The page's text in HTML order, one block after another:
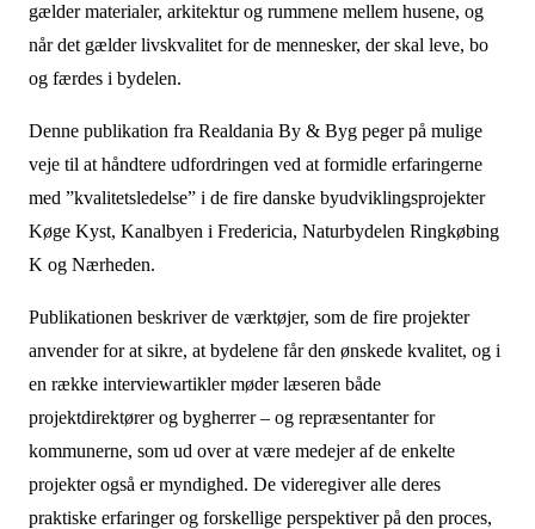
gælder materialer, arkitektur og rummene mellem husene, og
når det gælder livskvalitet for de mennesker, der skal leve, bo
og færdes i bydelen.
Denne publikation fra Realdania By & Byg peger på mulige
veje til at håndtere udfordringen ved at formidle erfaringerne
med ”kvalitetsledelse” i de fire danske byudviklingsprojekter
Køge Kyst, Kanalbyen i Fredericia, Naturbydelen Ringkøbing
K og Nærheden.
Publikationen beskriver de værktøjer, som de fire projekter
anvender for at sikre, at bydelene får den ønskede kvalitet, og i
en række interviewartikler møder læseren både
projektdirektører og bygherrer – og repræsentanter for
kommunerne, som ud over at være medejer af de enkelte
projekter også er myndighed. De videregiver alle deres
praktiske erfaringer og forskellige perspektiver på den proces,